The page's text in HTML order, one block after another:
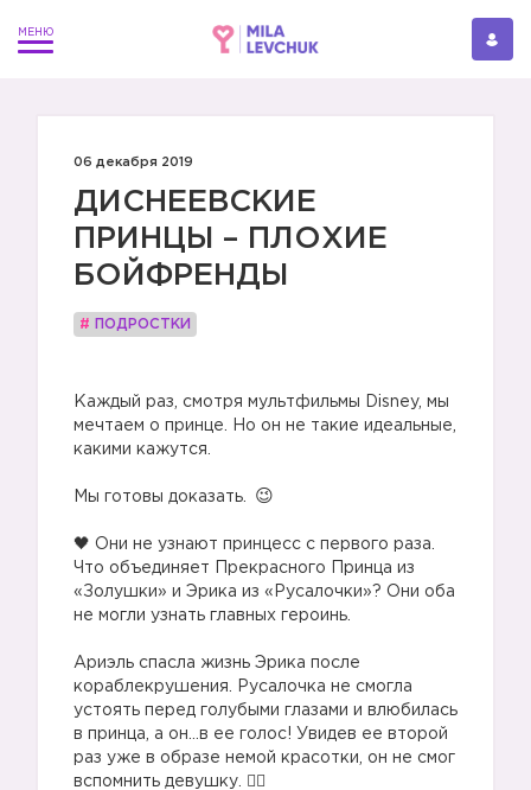
06 декабря 2019
ДИСНЕЕВСКИЕ
ПРИНЦЫ – ПЛОХИЕ
БОЙФРЕНДЫ
# ПОДРОСТКИ
Каждый раз, смотря мультфильмы Disney, мы
мечтаем о принце. Но он не такие идеальные,
какими кажутся.
Мы готовы доказать.
🖤 Они не узнают принцесс с первого раза.
Что объединяет Прекрасного Принца из
«Золушки» и Эрика из «Русалочки»? Они оба
не могли узнать главных героинь.
Ариэль спасла жизнь Эрика после
кораблекрушения. Русалочка не смогла
устоять перед голубыми глазами и влюбилась
в принца, а он…в ее голос! Увидев ее второй
раз уже в образе немой красотки, он не смог
вспомнить девушку. 🤦‍♀️